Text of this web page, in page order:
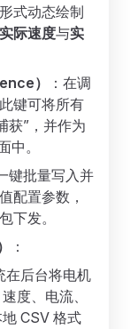
式动态绘制
实际速度与实
）
：在调
键可将所有
获”，并作为
中。
键批量写入并
配置参数，
下发。
：
在后台将电机
度、电流、
CSV 格式